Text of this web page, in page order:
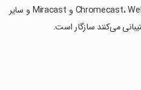
‏Screen Mirroring Z با Chromecast، WebOS، DLNA و Miracast و سایر
می‌کنند سازگار است.